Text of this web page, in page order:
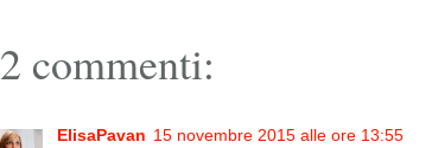
2 commenti:
ElisaPavan 15 novembre 2015 alle ore 13:55